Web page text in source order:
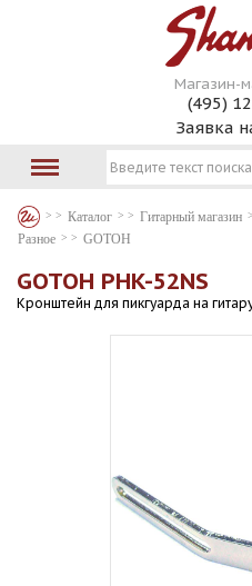
Магазин-
(495)
Заявка
Каталог Гитарный магазин
Разное
GOTOH
GOTOH PHK-52NS
Кронштейн для пикгуарда на